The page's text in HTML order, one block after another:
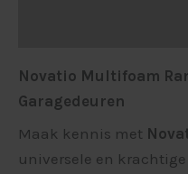
Novatio Multifoam
Garagedeuren
Maak kennis met
universele en